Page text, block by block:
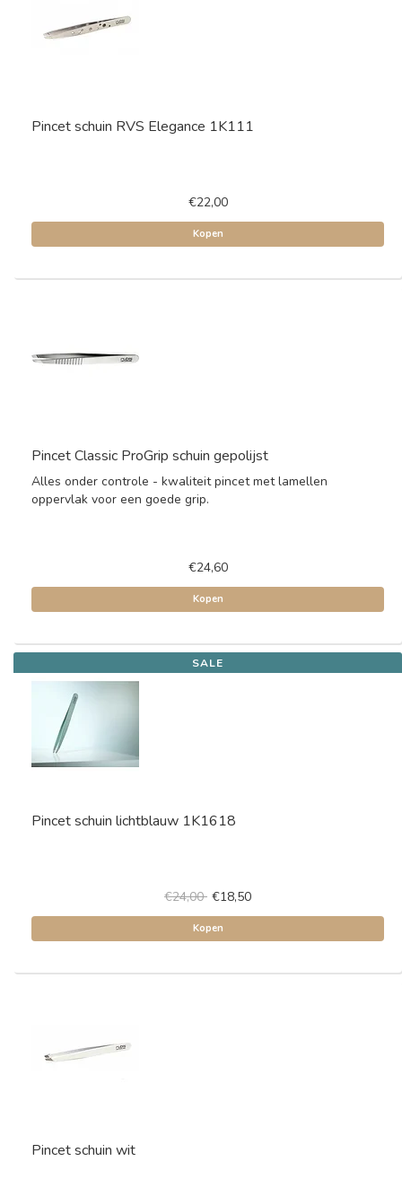
Pincet schuin RVS Elegance 1K111
€22,00
Kopen
Pincet Classic ProGrip schuin gepolijst
Alles onder controle - kwaliteit pincet met lamellen
oppervlak voor een goede grip.
€24,60
Kopen
SALE
Pincet schuin lichtblauw 1K1618
€24,00 €18,50
Kopen
Pincet schuin wit